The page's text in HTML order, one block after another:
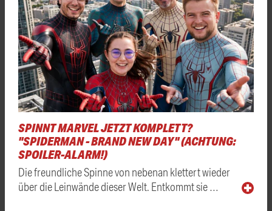
SPINNT MARVEL JETZT KOMPLETT?
"SPIDERMAN - BRAND NEW DAY" (ACHTUNG:
SPOILER-ALARM!)
Die freundliche Spinne von nebenan klettert wieder
über die Leinwände dieser Welt. Entkommt sie …